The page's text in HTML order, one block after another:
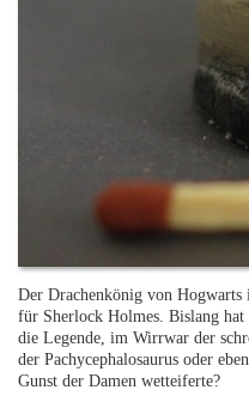
Der Drachenkönig von
für Sherlock Holmes. Bislang
die Legende, im Wirrwar der
der Pachycephalosaurus oder
Gunst der Damen wetteiferte?